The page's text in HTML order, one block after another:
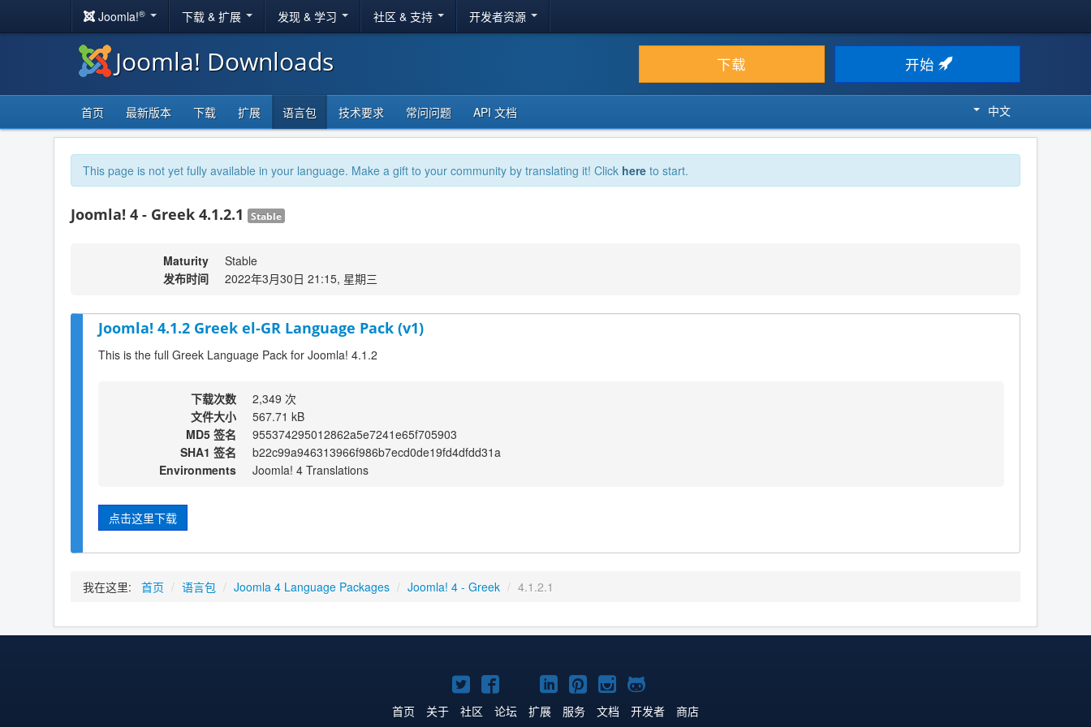
Joomla!® 下载 & 扩展 发现 & 学习 社区 & 支持 开发者资源
Joomla! Downloads 下载 开始
首页 最新版本 下载 扩展 语言包 技术要求 常问问题 API 文档 中文
This page is not yet fully available in your language. Make a gift to your community by translating it! Click here to start.
Joomla! 4 - Greek 4.1.2.1 Stable
Maturity
Stable
发布时间
2022年3月30日 21:15, 星期三
Joomla! 4.1.2 Greek el-GR Language Pack (v1)
This is the full Greek Language Pack for Joomla! 4.1.2
下载次数
2,349 次
文件大小
567.71 kB
MD5 签名
955374295012862a5e7241e65f705903
SHA1 签名
b22c99a946313966f986b7ecd0de19fd4dfdd31a
Environments
Joomla! 4 Translations
点击这里下载
我在这里: 首页 / 语言包 / Joomla 4 Language Packages / Joomla! 4 - Greek / 4.1.2.1
Twitter
主
Facebook
主
YouTube
主
LinkedIn
主
Pinterest
主
Instagram
主
GitHub
主
首页 关于 社区 论坛 扩展 服务 文档 开发者 商店